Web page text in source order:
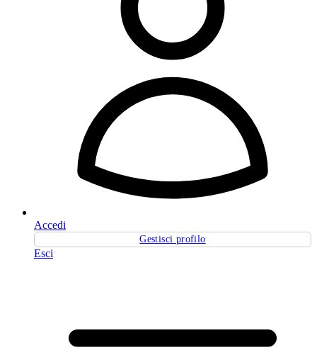
Accedi
Gestisci profilo
Esci